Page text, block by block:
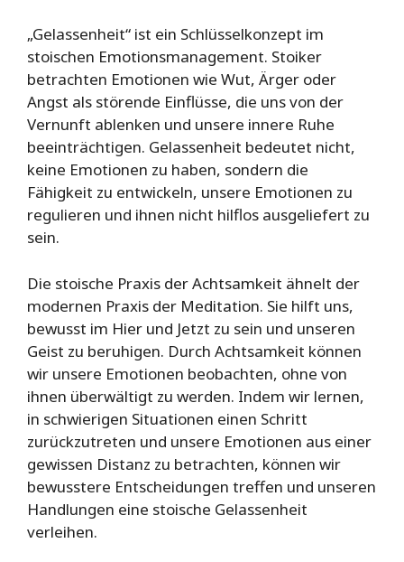
„Gelassenheit“ ist ein Schlüsselkonzept im
stoischen Emotionsmanagement. Stoiker
betrachten Emotionen wie Wut, Ärger oder
Angst als störende Einflüsse, die uns von der
Vernunft ablenken und unsere innere Ruhe
beeinträchtigen. Gelassenheit bedeutet nicht,
keine Emotionen zu haben, sondern die
Fähigkeit zu entwickeln, unsere Emotionen zu
regulieren und ihnen nicht hilflos ausgeliefert zu
sein.
Die stoische Praxis der Achtsamkeit ähnelt der
modernen Praxis der Meditation. Sie hilft uns,
bewusst im Hier und Jetzt zu sein und unseren
Geist zu beruhigen. Durch Achtsamkeit können
wir unsere Emotionen beobachten, ohne von
ihnen überwältigt zu werden. Indem wir lernen,
in schwierigen Situationen einen Schritt
zurückzutreten und unsere Emotionen aus einer
gewissen Distanz zu betrachten, können wir
bewusstere Entscheidungen treffen und unseren
Handlungen eine stoische Gelassenheit
verleihen.